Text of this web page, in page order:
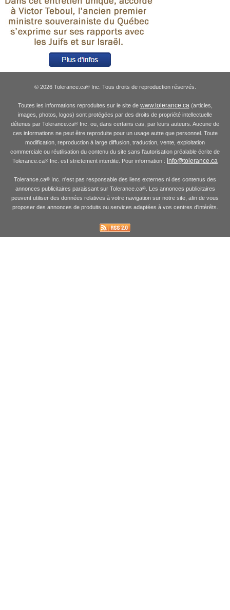
© 2026 Tolerance.ca®Inc. Tous droits de reproduction réservés.
Toutes les informations reproduites sur le site de www.tolerance.ca(articles,
images, photos, logos) sont protégées par des droits de propriété intellectuelle
détenus par Tolerance.ca® Inc. ou, dans certains cas, par leurs auteurs. Aucune de
ces informations ne peut être reproduite pour un usage autre que personnel. Toute
modification, reproduction à large diffusion, traduction, vente, exploitation
commerciale ou réutilisation du contenu du site sans l'autorisation préalable écrite de
Tolerance.ca® Inc. est strictement interdite. Pour information : info@tolerance.ca
Tolerance.ca® Inc. n'est pas responsable des liens externes ni des contenus des
annonces publicitaires paraissant sur Tolerance.ca®. Les annonces publicitaires
peuvent utiliser des données relatives à votre navigation sur notre site, afin de vous
proposer des annonces de produits ou services adaptées à vos centres d'intérêts.